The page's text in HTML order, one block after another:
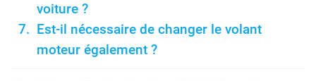
voiture ?
Est-il nécessaire de changer le volant
moteur également ?